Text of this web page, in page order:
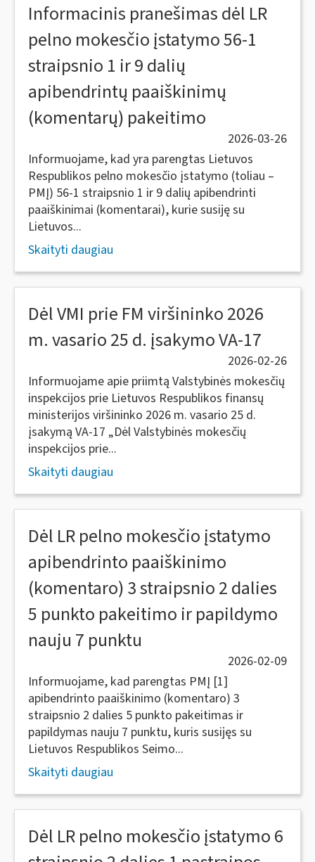
Informacinis pranešimas dėl LR
pelno mokesčio įstatymo 56-1
straipsnio 1 ir 9 dalių
apibendrintų paaiškinimų
(komentarų) pakeitimo
2026-03-26
Informuojame, kad yra parengtas Lietuvos
Respublikos pelno mokesčio įstatymo (toliau –
PMĮ) 56-1 straipsnio 1 ir 9 dalių apibendrinti
paaiškinimai (komentarai), kurie susiję su
Lietuvos...
Skaityti daugiau
Dėl VMI prie FM viršininko 2026
m. vasario 25 d. įsakymo VA-17
2026-02-26
Informuojame apie priimtą Valstybinės mokesčių
inspekcijos prie Lietuvos Respublikos finansų
ministerijos viršininko 2026 m. vasario 25 d.
įsakymą VA-17 „Dėl Valstybinės mokesčių
inspekcijos prie...
Skaityti daugiau
Dėl LR pelno mokesčio įstatymo
apibendrinto paaiškinimo
(komentaro) 3 straipsnio 2 dalies
5 punkto pakeitimo ir papildymo
nauju 7 punktu
2026-02-09
Informuojame, kad parengtas PMĮ [1]
apibendrinto paaiškinimo (komentaro) 3
straipsnio 2 dalies 5 punkto pakeitimas ir
papildymas nauju 7 punktu, kuris susijęs su
Lietuvos Respublikos Seimo...
Skaityti daugiau
Dėl LR pelno mokesčio įstatymo 6